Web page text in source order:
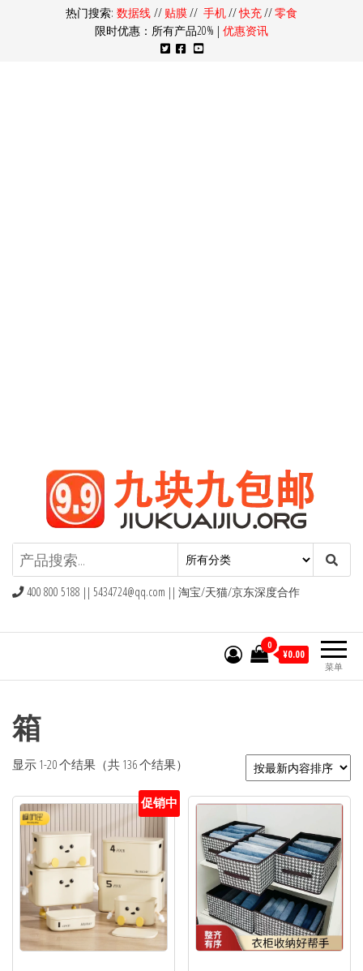
热门搜索: 数据线 // 贴膜// 手机//快充//零食
限时优惠：所有产品20% | 优惠资讯
九块九包邮,9块9包邮,9.9元包邮,九
块九官网
400 800 5188 || 5434724@qq.com || 淘宝/天猫/京东深度合作
菜单
0
¥0.00
箱
显示 1-20 个结果（共 136 个结果）
促销中